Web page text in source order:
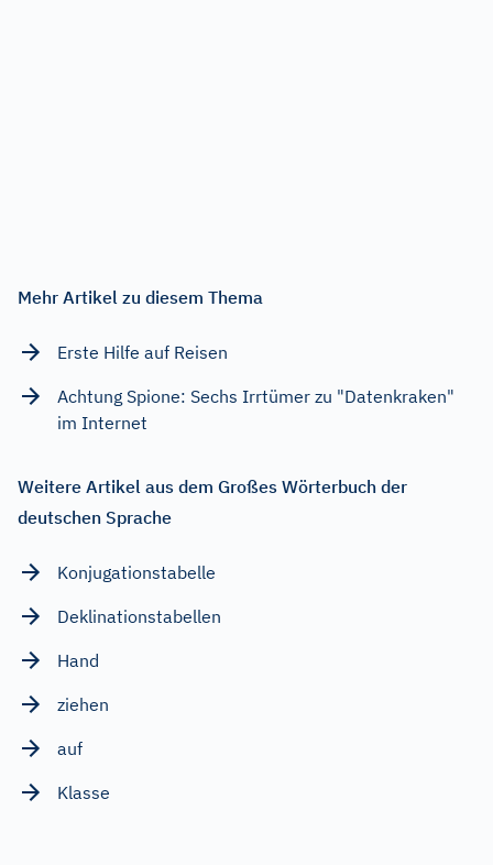
Mehr Artikel zu diesem Thema
Erste Hilfe auf Reisen
Achtung Spione: Sechs Irrtümer zu "Datenkraken"
im Internet
Weitere Artikel aus dem Großes Wörterbuch der
deutschen Sprache
Konjugationstabelle
Deklinationstabellen
Hand
ziehen
auf
Klasse